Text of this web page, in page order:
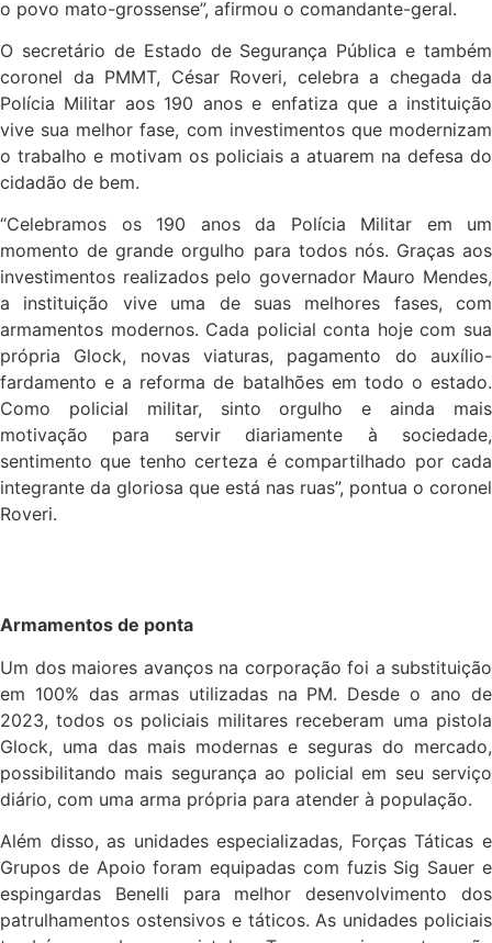
o povo mato-grossense”, afirmou o comandante-geral.
O secretário de Estado de Segurança Pública e também
coronel da PMMT, César Roveri, celebra a chegada da
Polícia Militar aos 190 anos e enfatiza que a instituição
vive sua melhor fase, com investimentos que modernizam
o trabalho e motivam os policiais a atuarem na defesa do
cidadão de bem.
“Celebramos os 190 anos da Polícia Militar em um
momento de grande orgulho para todos nós. Graças aos
investimentos realizados pelo governador Mauro Mendes,
a instituição vive uma de suas melhores fases, com
armamentos modernos. Cada policial conta hoje com sua
própria Glock, novas viaturas, pagamento do auxílio-
fardamento e a reforma de batalhões em todo o estado.
Como policial militar, sinto orgulho e ainda mais
motivação para servir diariamente à sociedade,
sentimento que tenho certeza é compartilhado por cada
integrante da gloriosa que está nas ruas”, pontua o coronel
Roveri.
Armamentos de ponta
Um dos maiores avanços na corporação foi a substituição
em 100% das armas utilizadas na PM. Desde o ano de
2023, todos os policiais militares receberam uma pistola
Glock, uma das mais modernas e seguras do mercado,
possibilitando mais segurança ao policial em seu serviço
diário, com uma arma própria para atender à população.
Além disso, as unidades especializadas, Forças Táticas e
Grupos de Apoio foram equipadas com fuzis Sig Sauer e
espingardas Benelli para melhor desenvolvimento dos
patrulhamentos ostensivos e táticos. As unidades policiais